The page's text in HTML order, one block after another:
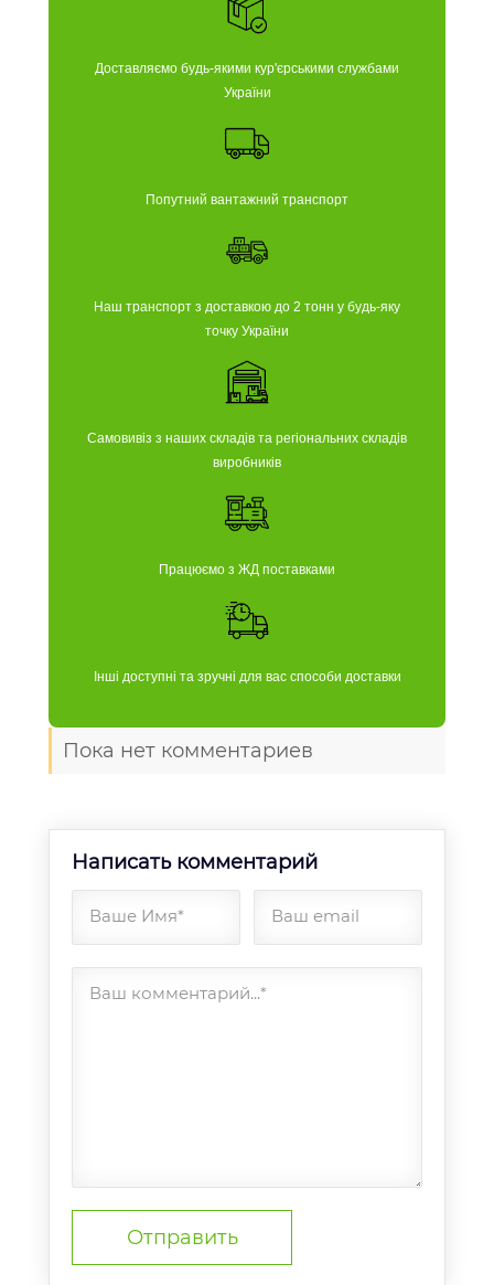
Доставляємо будь-якими кур'єрськими службами
України
Попутний вантажний транспорт
Наш транспорт з доставкою до 2 тонн у будь-яку
точку України
Самовивіз з наших складів та регіональних складів
виробників
Працюємо з ЖД поставками
Інші доступні та зручні для вас способи доставки
Пока нет комментариев
Написать комментарий
Ваше Имя* Ваш email
Ваш комментарий...*